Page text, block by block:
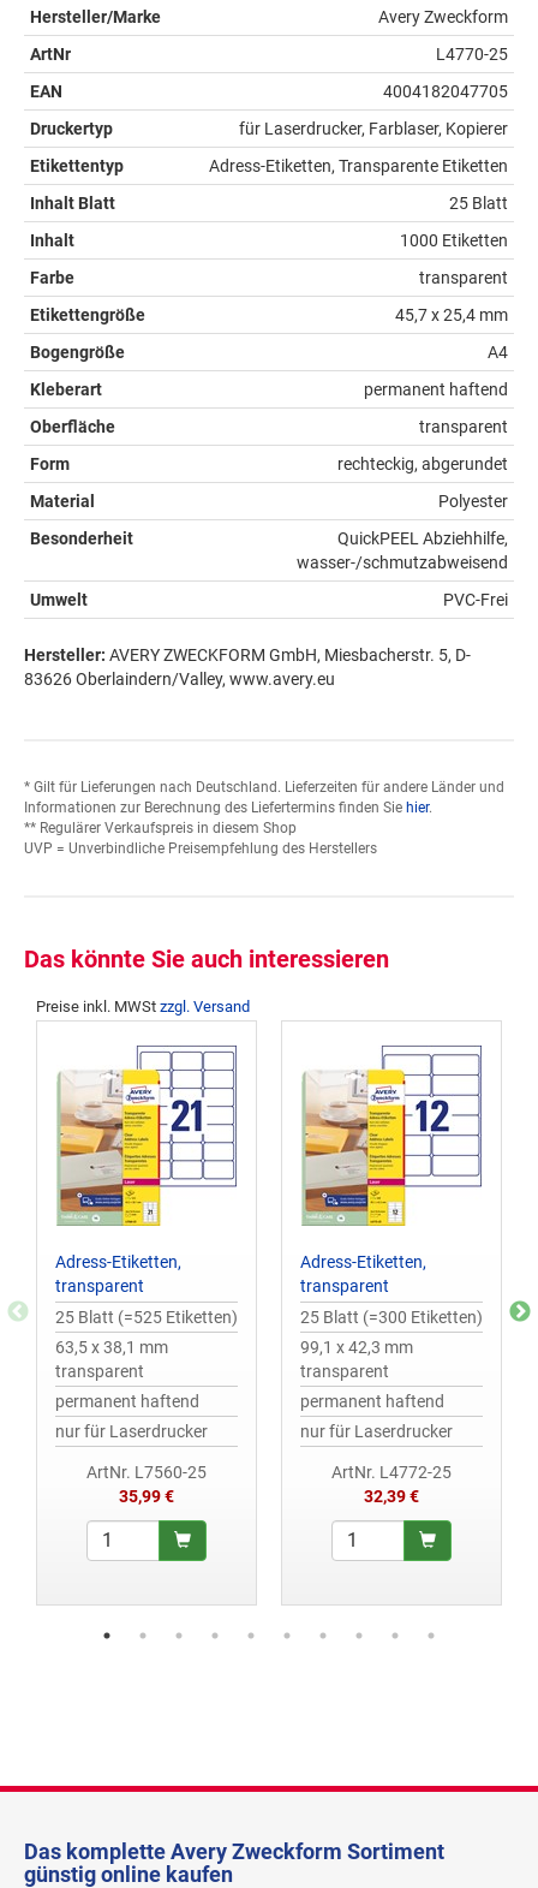
Hersteller/Marke
Avery Zweckform
ArtNr
L4770-25
EAN
4004182047705
Druckertyp
für Laserdrucker, Farblaser, Kopierer
Etikettentyp
Adress-Etiketten, Transparente Etiketten
Inhalt Blatt
25 Blatt
Inhalt
1000 Etiketten
Farbe
transparent
Etikettengröße
45,7 x 25,4 mm
Bogengröße
A4
Kleberart
permanent haftend
Oberfläche
transparent
Form
rechteckig, abgerundet
Material
Polyester
Besonderheit
QuickPEEL Abziehhilfe,
wasser-/schmutzabweisend
Umwelt
PVC-Frei
Hersteller: AVERY ZWECKFORM GmbH, Miesbacherstr. 5, D-
83626 Oberlaindern/Valley, www.avery.eu
* Gilt für Lieferungen nach Deutschland. Lieferzeiten für andere Länder und
Informationen zur Berechnung des Liefertermins finden Sie hier.
** Regulärer Verkaufspreis in diesem Shop
UVP = Unverbindliche Preisempfehlung des Herstellers
Das könnte Sie auch interessieren
Preise inkl. MWSt zzgl. Versand
Adress-Etiketten,
transparent
25 Blatt (=525 Etiketten)
63,5 x 38,1 mm
transparent
permanent haftend
nur für Laserdrucker
ArtNr. L7560-25
35,99 €
Adress-Etiketten,
transparent
25 Blatt (=300 Etiketten)
99,1 x 42,3 mm
transparent
permanent haftend
nur für Laserdrucker
ArtNr. L4772-25
32,39 €
Das komplette Avery Zweckform Sortiment
günstig online kaufen